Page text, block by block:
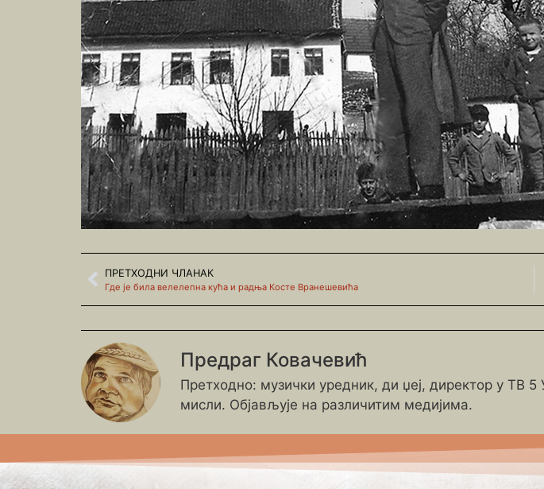
ПРЕТХОДНИ ЧЛАНАК
Где је била велелепна кућа и радња Косте Вранешевића
Предраг Ковачевић
Претходно: музички уредник, ди џеј, директор у ТВ
мисли. Објављује на различитим медијима.